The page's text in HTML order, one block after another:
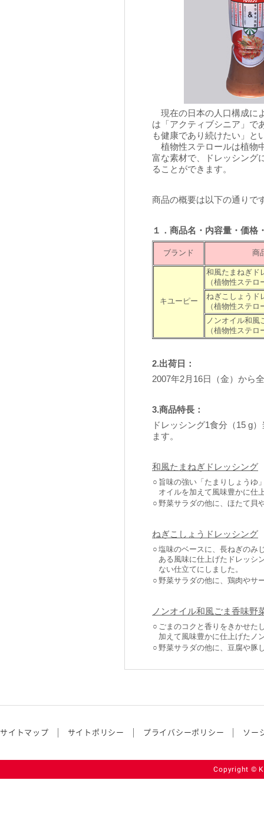
現在の日本の人口構成に
は「アクティブシニア」で
も健康であり続けたい」と
植物性ステロールは植物
富な素材で、ドレッシング
ることができます。
商品の概要は以下の通りで
１．商品名・内容量・価格
ブランド 商
キユーピー
和風たまねぎド
（植物性ステロ
ねぎこしょうド
（植物性ステロ
ノンオイル和風
（植物性ステロ
2.出荷日：
2007年2月16日（金）から
3.商品特長：
ドレッシング1食分（15 g
ます。
和風たまねぎドレッシング
○ 旨味の強い「たまりしょうゆ
オイルを加えて風味豊かに仕
○ 野菜サラダの他に、ほたて貝
ねぎこしょうドレッシング
○ 塩味のベースに、長ねぎのみ
ある風味に仕上げたドレッシ
ない仕立てにしました。
○ 野菜サラダの他に、鶏肉やサ
ノンオイル和風ごま香味野
○ ごまのコクと香りをきかせた
加えて風味豊かに仕上げたノ
○ 野菜サラダの他に、豆腐や豚
サイトマップ サイトポリシー プライバシーポリシー ソー
Copyright ©